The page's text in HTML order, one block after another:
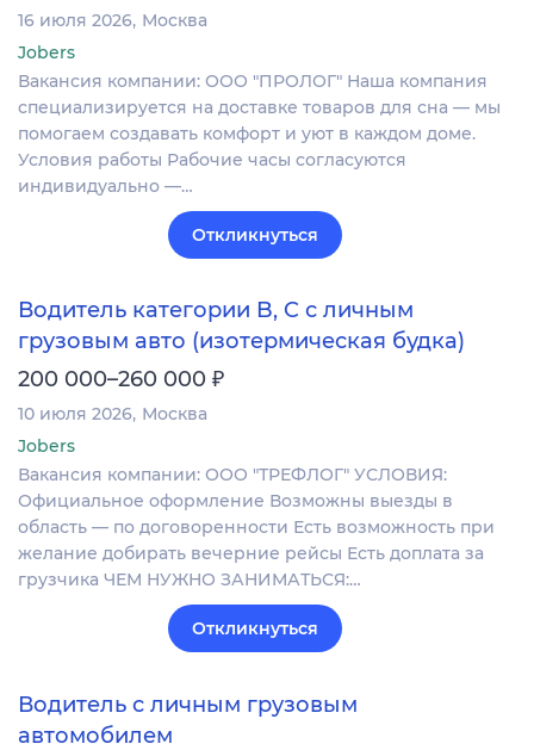
16 июля 2026 Москва
Jobers
Вакансия компании: ООО "ПРОЛОГ" Наша компания
специализируется на доставке товаров для сна — мы
помогаем создавать комфорт и уют в каждом доме.
Условия работы Рабочие часы согласуются
индивидуально —…
Откликнуться
Водитель категории B, C с личным
грузовым авто (изотермическая будка)
200 000–260 000 ₽
10 июля 2026 Москва
Jobers
Вакансия компании: ООО "ТРЕФЛОГ" УСЛОВИЯ:
Официальное оформление Возможны выезды в
область — по договоренности Есть возможность при
желание добирать вечерние рейсы Есть доплата за
грузчика ЧЕМ НУЖНО ЗАНИМАТЬСЯ:…
Откликнуться
Водитель с личным грузовым
автомобилем